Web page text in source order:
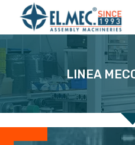
Navigazione
LINEA